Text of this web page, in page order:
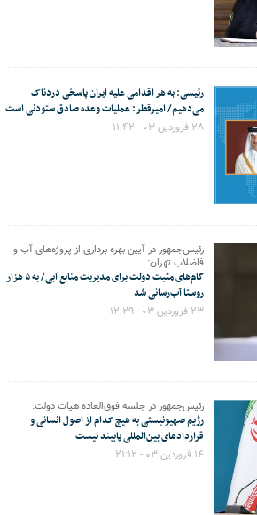
رئیسی: به هر اقدامی علیه ایران پاسخی دردناک
می‌دهیم/ امیرقطر: عملیات وعده صادق ستودنی است
۲۸ فروردین ۰۳ - ۱۱:۴۲
رئیس‌جمهور در آیین بهره برداری از پروژه‌های آب و
فاضلاب تهران:
گام‌های مثبت دولت برای مدیریت منابع آبی/ به ۵ هزار
روستا آب‌رسانی شد
۲۳ فروردین ۰۳ - ۱۲:۲۹
رئیس‌جمهور در جلسه فوق‌العاده هیات دولت:
رژیم صهیونیستی به هیچ کدام از اصول انسانی و
قراردادهای بین‌المللی پایبند نیست
۱۴ فروردین ۰۳ - ۲۱:۱۲